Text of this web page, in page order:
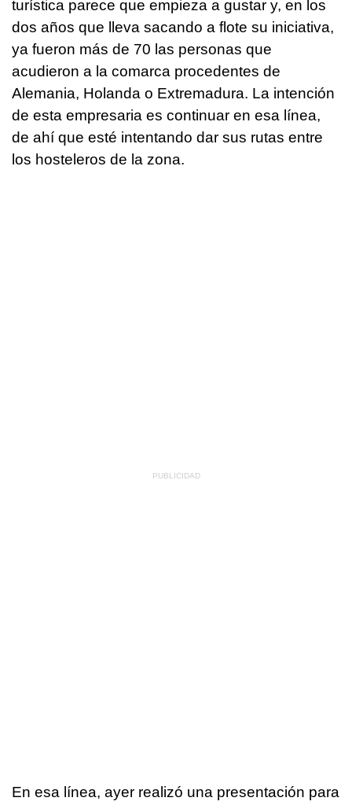
turística parece que empieza a gustar y, en los
dos años que lleva sacando a flote su iniciativa,
ya fueron más de 70 las personas que
acudieron a la comarca procedentes de
Alemania, Holanda o Extremadura. La intención
de esta empresaria es continuar en esa línea,
de ahí que esté intentando dar sus rutas entre
los hosteleros de la zona.
En esa línea, ayer realizó una presentación para